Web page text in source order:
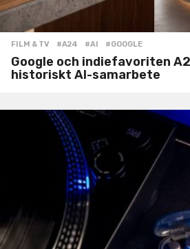
FILM & TV #A24 ,#AI ,#GOOGLE
Google och indiefavoriten
historiskt AI-samarbete